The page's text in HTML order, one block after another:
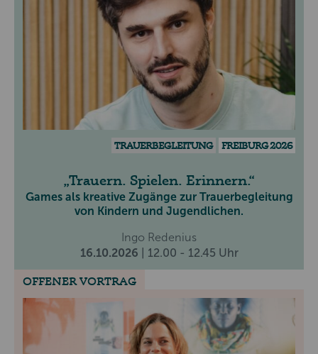
TRAUERBEGLEITUNG FREIBURG 2026
Trauern. Spielen. Erinnern.
Games als kreative Zugänge zur Trauerbegleitung
von Kindern und Jugendlichen.
Ingo Redenius
16.10.2026
| 12.00 - 12.45 Uhr
OFFENER VORTRAG